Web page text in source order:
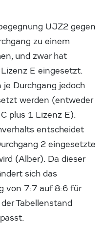
UJZ2 gegen
zu einem
und zwar hat
E eingesetzt.
Durchgang jedoch
werden (entweder
plus 1 Lizenz E).
entscheidet
2 eingesetzte
(Alber). Da dieser
sich das
von 7:7 auf 8:6 für
Tabellenstand